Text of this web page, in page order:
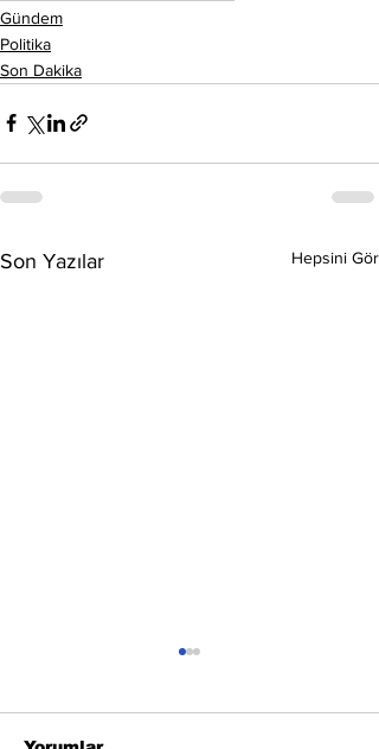
Gündem
Politika
Son Dakika
Son Yazılar Hepsini Gör